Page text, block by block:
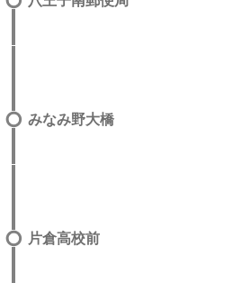
みなみ野大橋
片倉高校前